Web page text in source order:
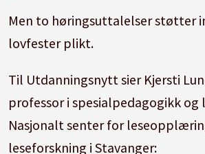
Men to høringsuttalelser støtter
lovfester plikt.
Til Utdanningsnytt sier Kjersti
professor i spesialpedagogikk og
Nasjonalt senter for
leseforskning i Stavanger: